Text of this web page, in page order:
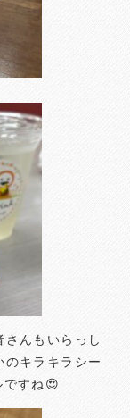
んもいらっし
のキラキラシー
ですね😍